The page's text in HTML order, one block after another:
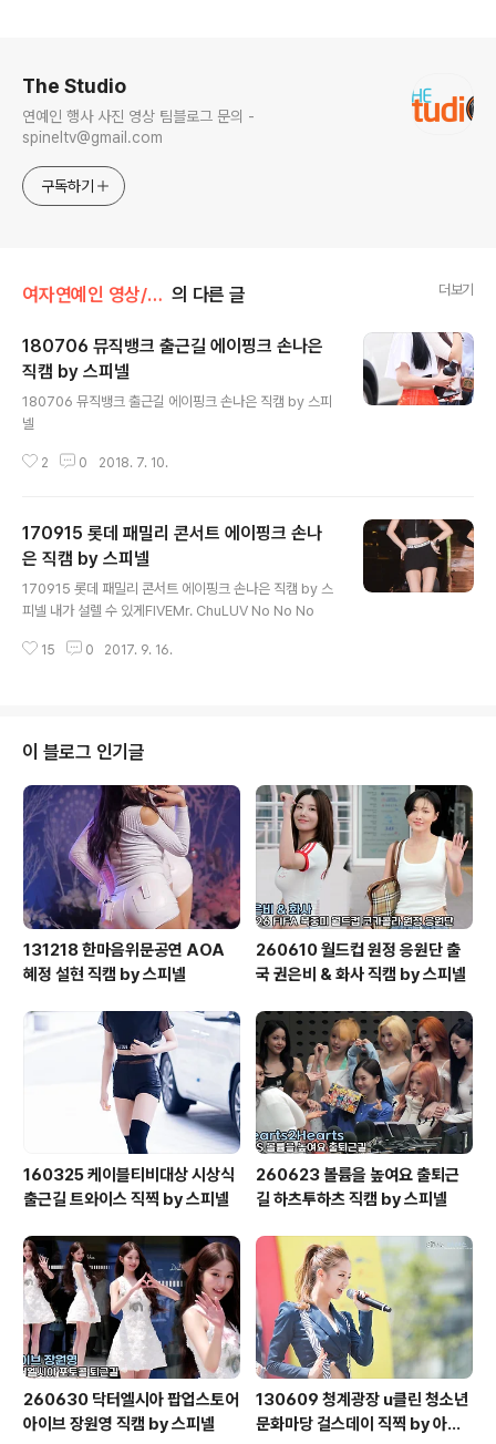
The Studio
연예인 행사 사진 영상 팀블로그 문의 -
spineltv@gmail.com
구독하기
여자연예인 영상/에이핑크 의 다른 글 더보기
180706 뮤직뱅크 출근길 에이핑크 손나은
직캠 by 스피넬
180706 뮤직뱅크 출근길 에이핑크 손나은 직캠 by 스피
넬
2 0 2018. 7. 10.
170915 롯데 패밀리 콘서트 에이핑크 손나
은 직캠 by 스피넬
170915 롯데 패밀리 콘서트 에이핑크 손나은 직캠 by 스
피넬 내가 설렐 수 있게FIVEMr. ChuLUV No No No
15 0 2017. 9. 16.
이 블로그 인기글
131218 한마음위문공연 AOA
혜정 설현 직캠 by 스피넬
260610 월드컵 원정 응원단 출
국 권은비 & 화사 직캠 by 스피넬
160325 케이블티비대상 시상식
출근길 트와이스 직찍 by 스피넬
260623 볼륨을 높여요 출퇴근
길 하츠투하츠 직캠 by 스피넬
260630 닥터엘시아 팝업스토어
아이브 장원영 직캠 by 스피넬
130609 청계광장 u클린 청소년
문화마당 걸스데이 직찍 by 아데